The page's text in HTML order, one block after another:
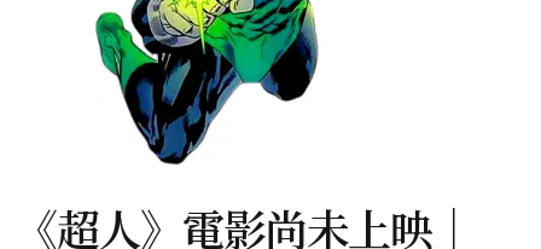
《超人》電影尚未上映｜